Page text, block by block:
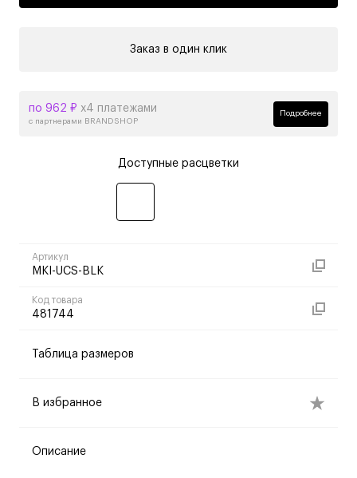
Заказ в один клик
по 962 ₽ х4 платежами
с партнерами BRANDSHOP
Подробнее
Доступные расцветки
Артикул
MKI-UCS-BLK
Код товара
481744
Таблица размеров
В избранное
Описание